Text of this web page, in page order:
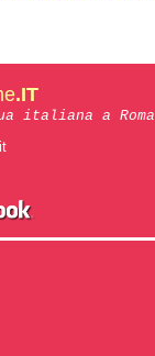
.IT
italiana a Roma